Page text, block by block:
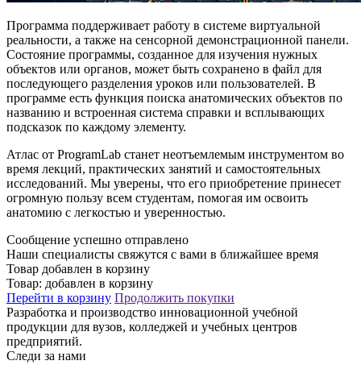
Программа поддерживает работу в системе виртуальной
реальности, а также на сенсорной демонстрационной панели.
Состояние программы, созданное для изучения нужных
объектов или органов, может быть сохранено в файл для
последующего разделения уроков или пользователей. В
программе есть функция поиска анатомических объектов по
названию и встроенная система справки и всплывающих
подсказок по каждому элементу.
Атлас от ProgramLab станет неотъемлемым инструментом во
время лекций, практических занятий и самостоятельных
исследований. Мы уверены, что его приобретение принесет
огромную пользу всем студентам, помогая им освоить
анатомию с легкостью и уверенностью.
Сообщение успешно отправлено
Наши специалисты свяжутся с вами в ближайшее время
Товар добавлен в корзину
Товар: добавлен в корзину
Перейти в корзину Продолжить покупки
Разработка и производство инновационной учебной
продукции для вузов, колледжей и учебных центров
предприятий.
Следи за нами